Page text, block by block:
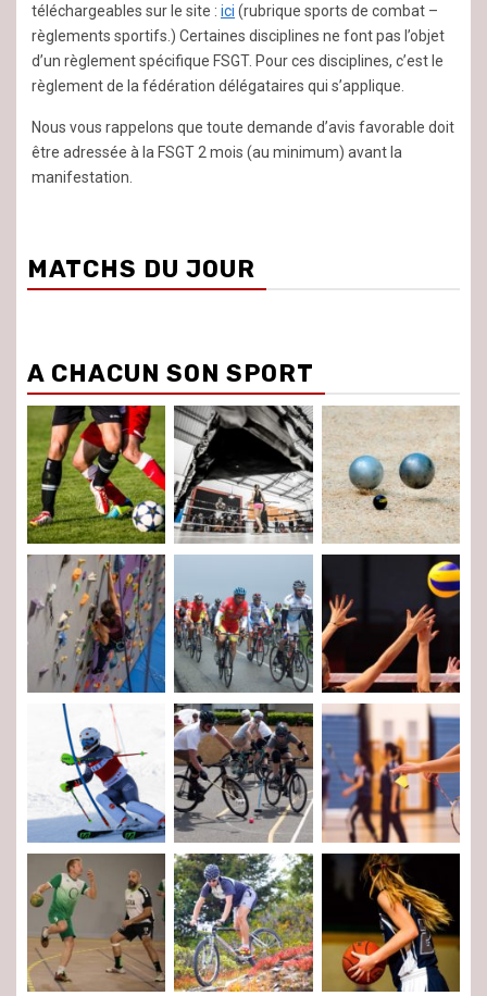
téléchargeables sur le site : ici (rubrique sports de combat –
règlements sportifs.) Certaines disciplines ne font pas l’objet
d’un règlement spécifique FSGT. Pour ces disciplines, c’est le
règlement de la fédération délégataires qui s’applique.
Nous vous rappelons que toute demande d’avis favorable doit
être adressée à la FSGT 2 mois (au minimum) avant la
manifestation.
MATCHS DU JOUR
A CHACUN SON SPORT